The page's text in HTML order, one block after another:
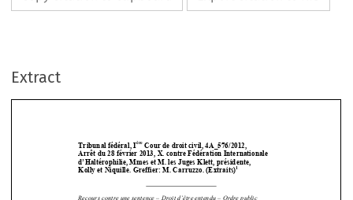
Extract
 





Recours contre une sentence – Droit d’être entendu – Ordre public